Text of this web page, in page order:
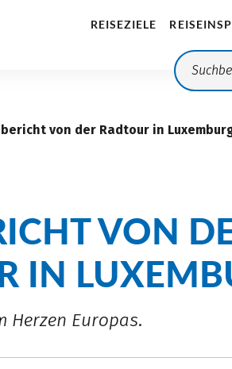
REISEZIELE
von der Radtour in
VON
IN
Herzen Europas.